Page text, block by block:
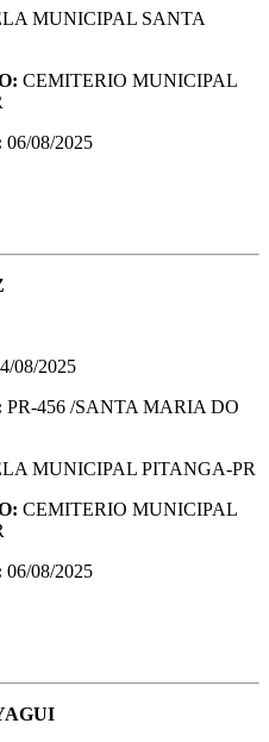
MUNICIPAL SANTA
CEMITERIO MUNICIPAL
06/08/2025
08/2025
PR-456 /SANTA MARIA DO
MUNICIPAL PITANGA-PR
CEMITERIO MUNICIPAL
06/08/2025